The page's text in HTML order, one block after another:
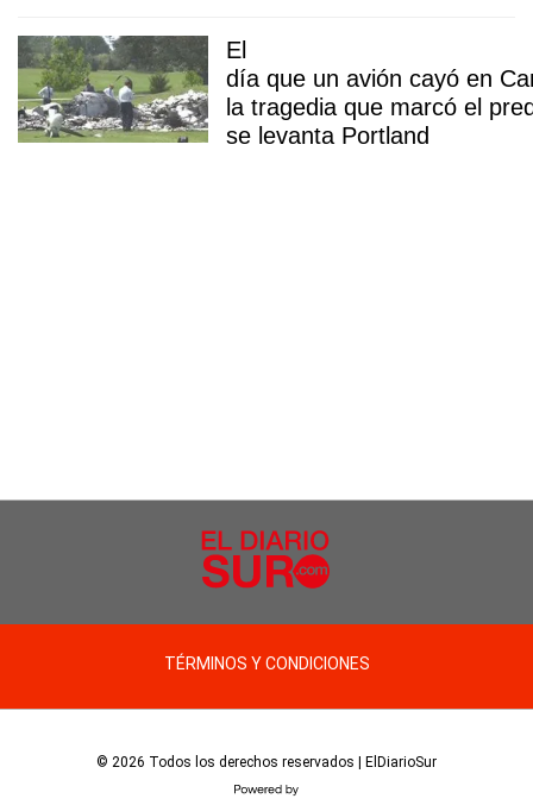
El
día que un avión cayó en
la tragedia que marcó el
se levanta Portland
TÉRMINOS Y CONDICIONES
© 2026 Todos los derechos reservados | ElDiarioSur